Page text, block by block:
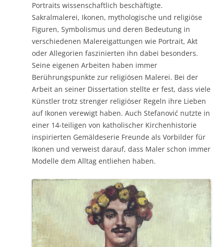
Portraits wissenschaftlich beschäftigte.
Sakralmalerei, Ikonen, mythologische und religiöse
Figuren, Symbolismus und deren Bedeutung in
verschiedenen Malereigattungen wie Portrait, Akt
oder Allegorien faszinierten ihn dabei besonders.
Seine eigenen Arbeiten haben immer
Berührungspunkte zur religiösen Malerei. Bei der
Arbeit an seiner Dissertation stellte er fest, dass viele
Künstler trotz strenger religiöser Regeln ihre Lieben
auf Ikonen verewigt haben. Auch Stefanović nutzte in
einer 14-teiligen von katholischer Kirchenhistorie
inspirierten Gemäldeserie Freunde als Vorbilder für
Ikonen und verweist darauf, dass Maler schon immer
Modelle dem Alltag entliehen haben.